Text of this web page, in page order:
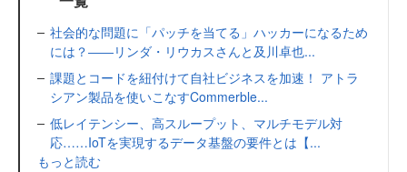
社会的な問題に「パッチを当てる」ハッカーになるため
には？――リンダ・リウカスさんと及川卓也...
課題とコードを紐付けて自社ビジネスを加速！ アトラ
シアン製品を使いこなすCommerble...
低レイテンシー、高スループット、マルチモデル対
応……IoTを実現するデータ基盤の要件とは【...
もっと読む